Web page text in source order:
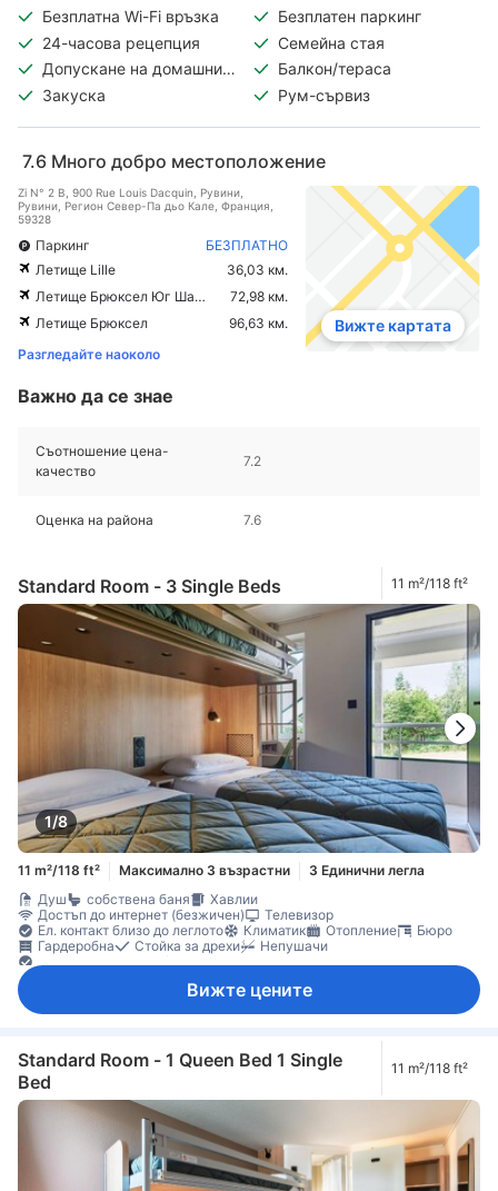
Безплатна Wi-Fi връзка
Безплатен паркинг
24-часова рецепция
Семейна стая
Допускане на домашни
любимци
Балкон/тераса
Закуска
Рум-сървиз
7.6 Много добро местоположение
Zi N° 2 B, 900 Rue Louis Dacquin, Рувини,
Рувини, Регион Север-Па дьо Кале, Франция,
59328
Паркинг
БЕЗПЛАТНО
Летище Lille
36,03 км.
Летище Брюксел Юг Шарлероа
72,98 км.
Летище Брюксел
96,63 км.
Разгледайте наоколо
Вижте картата
Важно да се знае
Съотношение цена-
качество
7.2
Оценка на района 7.6
Standard Room - 3 Single Beds 11 m²/118 ft²
1/8
11 m²/118 ft² Максимално 3 възрастни
3 Единични легла
Душ
собствена баня
Хавлии
Достъп до интернет (безжичен)
Телевизор
Ел. контакт близо до леглото
Климатик Отопление
Бюро
Гардеробна
Стойка за дрехи
Непушачи
Вижте цените
Standard Room - 1 Queen Bed 1 Single
Bed
11 m²/118 ft²